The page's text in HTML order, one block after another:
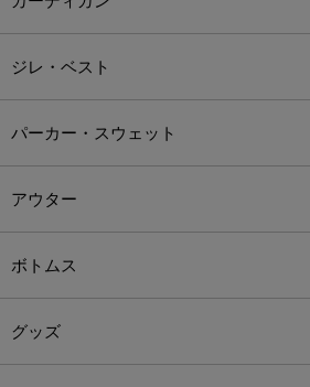
ジレ・ベスト
パーカー・スウェット
アウター
ボトムス
グッズ